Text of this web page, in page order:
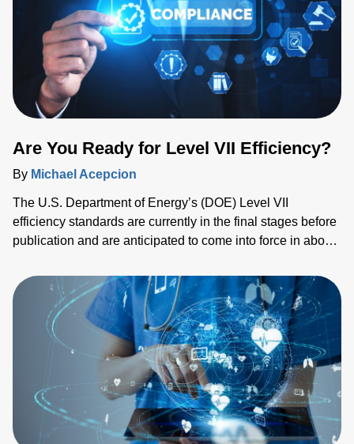
Are You Ready for Level VII Efficiency?
By Michael Acepcion
The U.S. Department of Energy’s (DOE) Level VII
efficiency standards are currently in the final stages before
publication and are anticipated to come into force in about
medical and industrial technologies to IT equipment as
well as home appliances, lighting, consumer products and
HVAC systems.